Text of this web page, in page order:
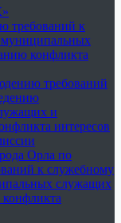
требований к
конфликта
требований
и
интересов
Орла по
к служебному
служащих